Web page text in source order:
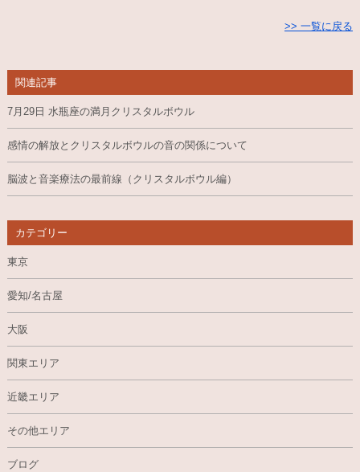
>> 一覧に戻る
関連記事
7月29日 水瓶座の満月クリスタルボウル
感情の解放とクリスタルボウルの音の関係について
脳波と音楽療法の最前線（クリスタルボウル編）
カテゴリー
東京
愛知/名古屋
大阪
関東エリア
近畿エリア
その他エリア
ブログ